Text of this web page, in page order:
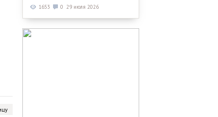
1653 0 29 июля 2026